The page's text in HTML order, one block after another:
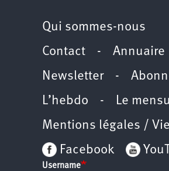
Qui sommes-nous
Contact - Annuaire
Newsletter-
L’hebdo - Le
Mentions légales /
Facebook
Username